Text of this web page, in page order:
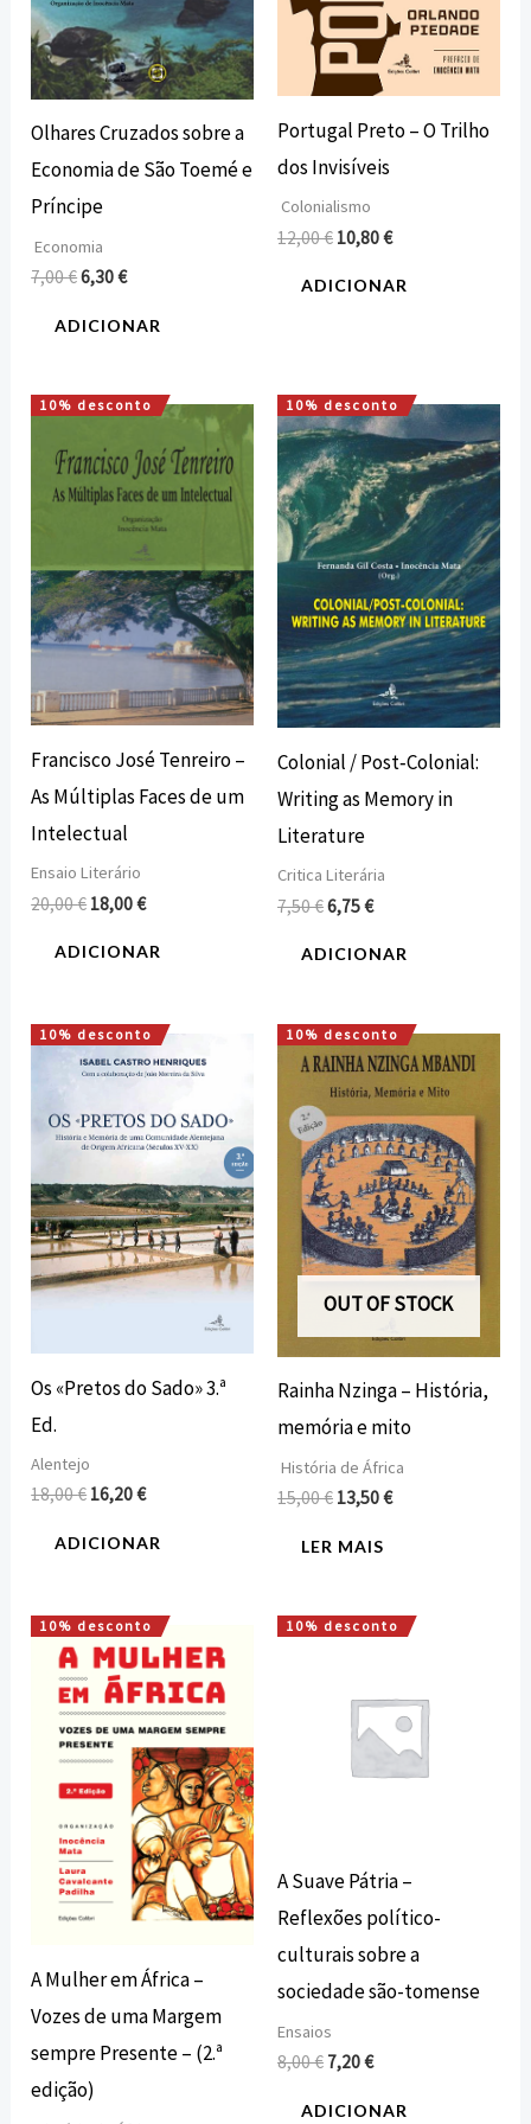
Olhares Cruzados sobre a
Economia de São Toemé e
Príncipe
Economia
7,00€6,30€
ADICIONAR
Portugal Preto – O Trilho
dos Invisíveis
Colonialismo
12,00€ 10,80€
ADICIONAR
10% desconto
Francisco José Tenreiro –
As Múltiplas Faces de um
Intelectual
Ensaio Literário
20,00€
O
original
era:
20,00 €.
18,00€
O
atual
é:
18,00 €.
ADICIONAR
10% desconto
Colonial / Post‐Colonial:
Writing as Memory in
Literature
Critica Literária
7,50€
O
preço
original
era:
7,50 €.
6,75€
O
preço
atual
é:
6,75 €.
ADICIONAR
10% desconto
Os «Pretos do Sado» 3.ª
Ed.
Alentejo
18,00€
O
preço
era:
18,00 €.
16,20€
O
preço
é:
16,20 €.
ADICIONAR
10% desconto
OUT OF STOCK
Rainha Nzinga – História,
memória e mito
História de África
15,00€
O
preço
original
era:
15,00 €.
13,50€
O
preço
atual
é:
13,50 €.
LER MAIS
10% desconto
A Mulher em África –
Vozes de uma Margem
sempre Presente – (2.ª
edição)
O
preço
original
era:
23,10 €.
O
preço
atual
é:
20,79 €.
10% desconto
A Suave Pátria –
Reflexões político-
culturais sobre a
sociedade são-tomense
Ensaios
8,00€
O
era:
8,00 €.
7,20€
O
é:
7,20 €.
ADICIONAR